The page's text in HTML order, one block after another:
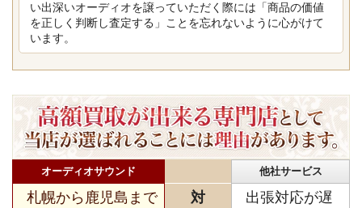
い出深いオーディオを譲っていただく際には「商品の価値
を正しく判断し査定する」ことを忘れないように心がけて
います。
オーディオサウンド 他社サービス
札幌から鹿児島まで
対
出張対応が遅